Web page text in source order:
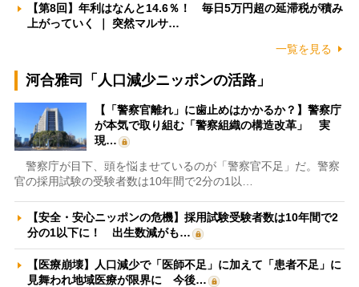
【第8回】年利はなんと14.6％！ 毎日5万円超の延滞税が積み
上がっていく ｜ 突然マルサ…
一覧を見る
河合雅司「人口減少ニッポンの活路」
【「警察官離れ」に歯止めはかかるか？】警察庁
が本気で取り組む「警察組織の構造改革」 実
現…
警察庁が目下、頭を悩ませているのが「警察官不足」だ。警察
官の採用試験の受験者数は10年間で2分の1以…
【安全・安心ニッポンの危機】採用試験受験者数は10年間で2
分の1以下に！ 出生数減がも…
【医療崩壊】人口減少で「医師不足」に加えて「患者不足」に
見舞われ地域医療が限界に 今後…